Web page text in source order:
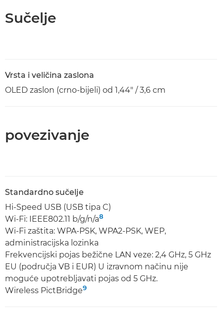
Sučelje
Vrsta i veličina zaslona
OLED zaslon (crno-bijeli) od 1,44" / 3,6 cm
povezivanje
Standardno sučelje
Hi-Speed USB (USB tipa C)
Wi-Fi: IEEE802.11 b/g/n/a8
Wi-Fi zaštita: WPA-PSK, WPA2-PSK, WEP,
administracijska lozinka
Frekvencijski pojas bežične LAN veze: 2,4 GHz, 5 GHz
EU (područja VB i EUR) U izravnom načinu nije
moguće upotrebljavati pojas od 5 GHz.
Wireless PictBridge9